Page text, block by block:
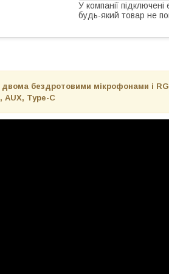
У компанії
будь-який товар не
двома бездротовими мікрофонами і
AUX, Type-C